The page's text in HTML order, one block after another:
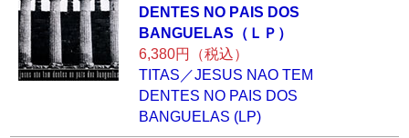
DENTES NO PAIS DOS
BANGUELAS（ＬＰ）
6,380円（税込）
TITAS／JESUS NAO TEM
DENTES NO PAIS DOS
BANGUELAS (LP)